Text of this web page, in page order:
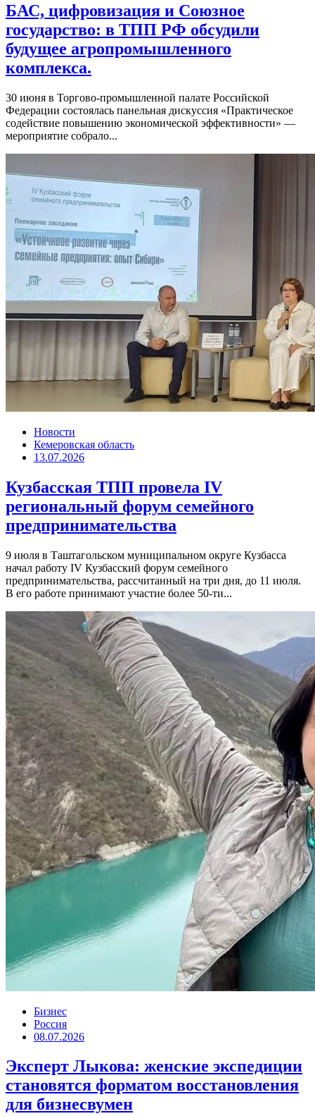
БАС, цифровизация и Союзное
государство: в ТПП РФ обсудили
будущее агропромышленного
комплекса.
30 июня в Торгово-промышленной палате Российской
Федерации состоялась панельная дискуссия «Практическое
содействие повышению экономической эффективности» —
мероприятие собрало...
Новости
Кемеровская область
13.07.2026
Кузбасская ТПП провела IV
региональный форум семейного
предпринимательства
9 июля в Таштагольском муниципальном округе Кузбасса
начал работу IV Кузбасский форум семейного
предпринимательства, рассчитанный на три дня, до 11 июля.
В его работе принимают участие более 50-ти...
Бизнес
Россия
08.07.2026
Эксперт Лыкова: женские экспедиции
становятся форматом восстановления
для бизнесвумен